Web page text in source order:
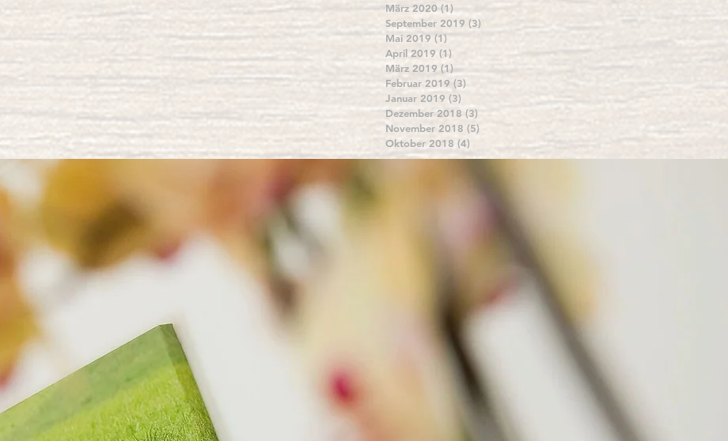
März 2020 (1)
September 2019 (3)
Mai 2019 (1) 1 Beitrag
April 2019 (1)
März 2019 (1) 1 Beitrag
Februar 2019 (3)
Januar 2019 (3)
Dezember 2018 (3)
November 2018 (5)
Oktober 2018 (4)